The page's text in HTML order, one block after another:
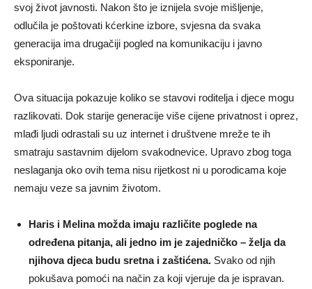
svoj život javnosti. Nakon što je iznijela svoje mišljenje,
odlučila je poštovati kćerkine izbore, svjesna da svaka
generacija ima drugačiji pogled na komunikaciju i javno
eksponiranje.
Ova situacija pokazuje koliko se stavovi roditelja i djece mogu
razlikovati. Dok starije generacije više cijene privatnost i oprez,
mlađi ljudi odrastali su uz internet i društvene mreže te ih
smatraju sastavnim dijelom svakodnevice. Upravo zbog toga
neslaganja oko ovih tema nisu rijetkost ni u porodicama koje
nemaju veze sa javnim životom.
Haris i Melina možda imaju različite poglede na
određena pitanja, ali jedno im je zajedničko – želja da
njihova djeca budu sretna i zaštićena. Svako od njih
pokušava pomoći na način za koji vjeruje da je ispravan.